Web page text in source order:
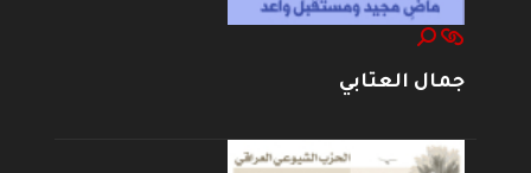
جمال العتابي